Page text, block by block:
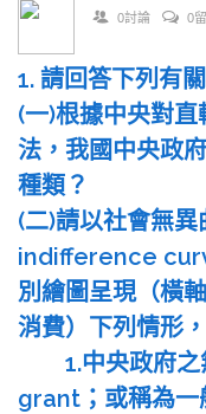
0討論 0
1. 請回答下列有
(一)根據中央對
法，我國中央政
種類？
(二)請以社會無
indifference
別繪圖呈現（橫
消費）下列情形
1.中央政府之
grant；或稱為一